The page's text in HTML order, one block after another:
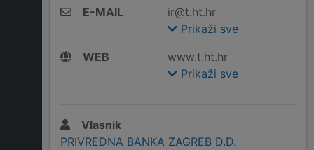
E-MAIL
ir@t.ht.hr
Prikaži sve
WEB
www.t.ht.hr
Prikaži sve
Vlasnik
PRIVREDNA BANKA ZAGREB D.D.